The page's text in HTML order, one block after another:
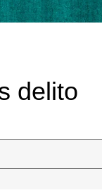
delito